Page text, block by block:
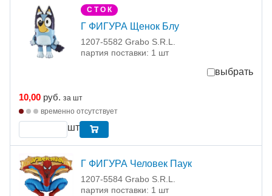
С Т О К
Г ФИГУРА Щенок Блу
1207-5582 Grabo S.R.L.
партия поставки: 1 шт
выбрать
10,00 руб. за шт
временно отсутствует
шт
Г ФИГУРА Человек Паук
1207-5584 Grabo S.R.L.
партия поставки: 1 шт